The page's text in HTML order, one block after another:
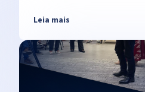
Leia mais